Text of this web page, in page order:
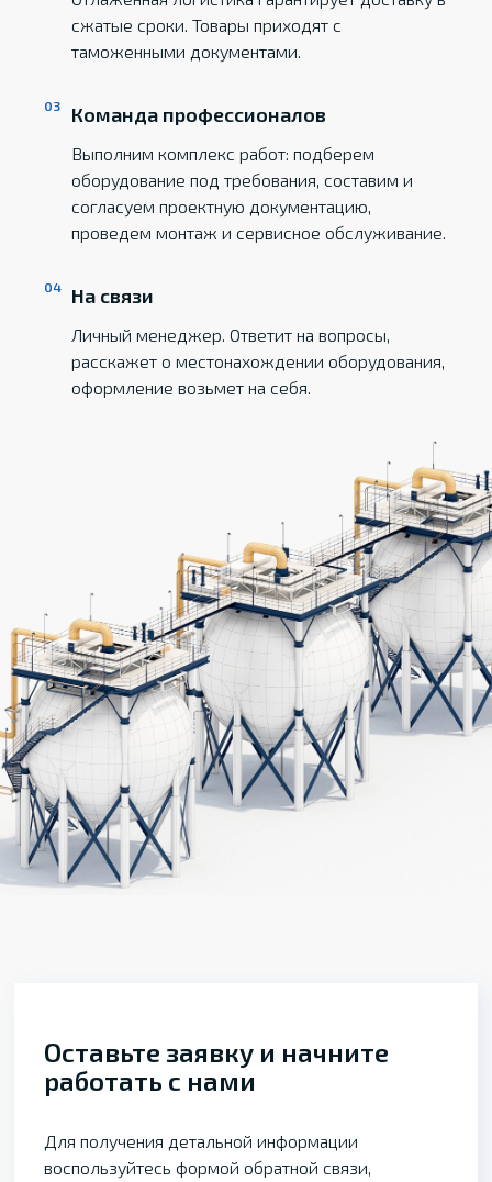
сжатые сроки. Товары приходят с
таможенными документами.
Команда профессионалов
Выполним комплекс работ: подберем
оборудование под требования, составим и
согласуем проектную документацию,
проведем монтаж и сервисное обслуживание.
На связи
Личный менеджер. Ответит на вопросы,
расскажет о местонахождении оборудования,
оформление возьмет на себя.
Оставьте заявку и начните
работать с нами
Для получения детальной информации
воспользуйтесь формой обратной связи,